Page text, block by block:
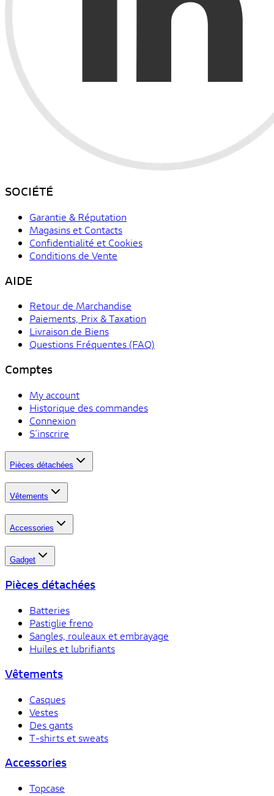
SOCIÉTÉ
Garantie & Réputation
Magasins et Contacts
Confidentialité et Cookies
Conditions de Vente
AIDE
Retour de Marchandise
Paiements, Prix & Taxation
Livraison de Biens
Questions Fréquentes (FAQ)
Comptes
My account
Historique des commandes
Connexion
S'inscrire
Pièces détachées
Vêtements
Accessories
Gadget
Pièces détachées
Batteries
Pastiglie freno
Sangles, rouleaux et embrayage
Huiles et lubrifiants
Vêtements
Casques
Vestes
Des gants
T-shirts et sweats
Accessories
Topcase